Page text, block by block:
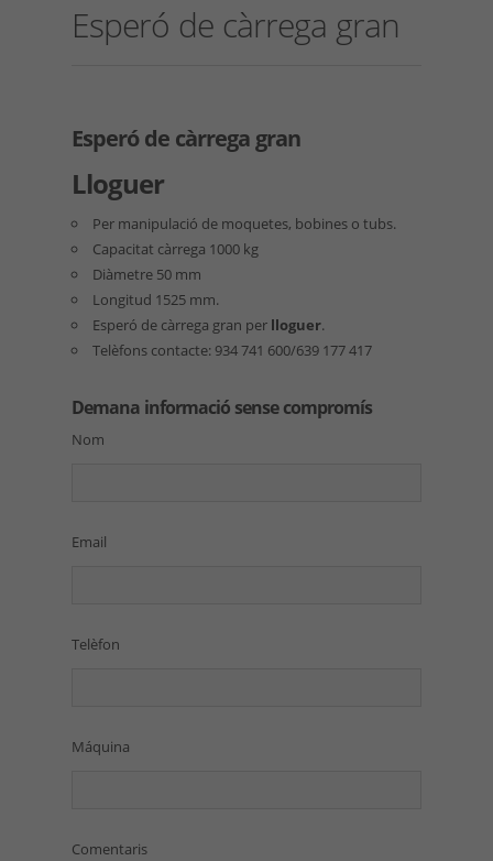
Esperó de càrrega gran
Esperó de càrrega gran
Lloguer
Per manipulació de moquetes, bobines o tubs.
Capacitat càrrega 1000 kg
Diàmetre 50 mm
Longitud 1525 mm.
Esperó de càrrega gran per lloguer.
Telèfons contacte: 934 741 600/639 177 417
Demana informació sense compromís
Nom
Email
Telèfon
Máquina
Comentaris